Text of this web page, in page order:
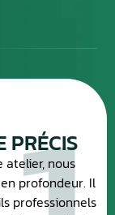
PRÉCIS
nous
profondeur. Il
professionnels